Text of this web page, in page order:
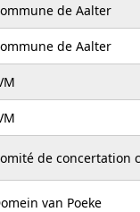
de Aalter
de Aalter
de concertation
van Poeke